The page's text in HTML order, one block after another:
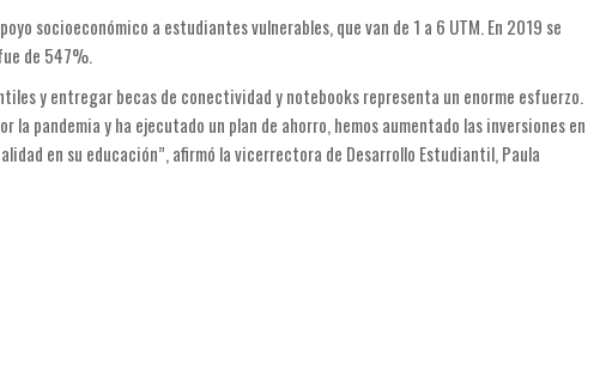
socioeconómico a estudiantes vulnerables, que van de 1 a 6 UTM. En 2019 se
de 547%.
y entregar becas de conectividad y notebooks representa un enorme esfuerzo.
pandemia y ha ejecutado un plan de ahorro, hemos aumentado las inversiones en
en su educación”, afirmó la vicerrectora de Desarrollo Estudiantil, Paula